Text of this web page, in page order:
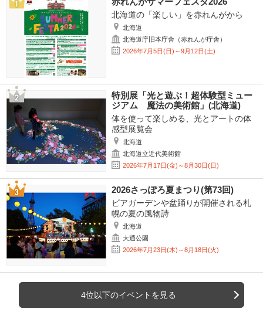
北海道の「楽しい」を赤れんがから
北海道
北海道庁旧本庁舎（赤れんが庁舎）
2026年7月5日(日)～9月12日(土)
特別展「光と遊ぶ！超体験型ミュー
ジアム 魔法の美術館」(北海道)
体を使って楽しめる、光とアートの体
感型展覧会
北海道
北海道立近代美術館
2026年7月17日(金)～8月30日(日)
2026さっぽろ夏まつり(第73回)
ビアガーデンや盆踊りが開催される札
幌の夏の風物詩
北海道
大通公園
2026年7月23日(木)～8月18日(火)
4位以下のイベントを見る